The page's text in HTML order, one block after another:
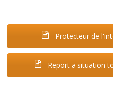
Protecteur de
Report a situation